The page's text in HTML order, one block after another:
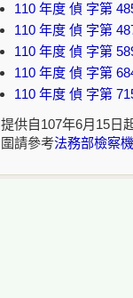
110 年度 偵 字第
110 年度 偵 字第
110 年度 偵 字第
110 年度 偵 字第
110 年度 偵 字第
提供自107年6月15日
圍請參考法務部檢察